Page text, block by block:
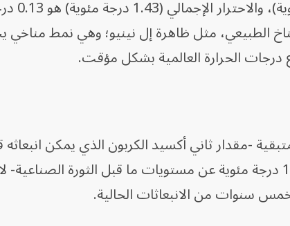
الاحترار
الطبيعي، مثل ظاهرة إل نينيو؛ وهي نمط
درجات الحرارة العالمية بشكل مؤقت.
-مقدار ثاني أكسيد الكربون الذي يمكن
وصول ارتفاع درجة حرارة الأرض بمقدار 1.5 درجة مئوية عن مستويات ما قبل الثورة